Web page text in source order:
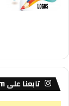
تابعنا على Instagram